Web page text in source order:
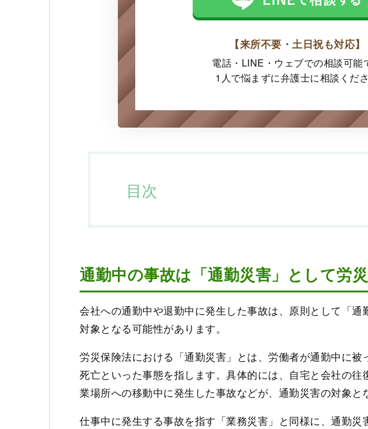
【来所不要・土日祝も対応】
電話・LINE・ウェブでの相談可能
1人で悩まずに弁護士に相談くだ
目次
通勤中の事故は「通勤災害」として労
会社への通勤中や退勤中に発生した事故は、原則として「
対象となる可能性があります。
労災保険法における「通勤災害」とは、労働者が通勤中に被
死亡といった事態を指します。具体的には、自宅と会社の
業場所への移動中に発生した事故などが、通勤災害の対象と
仕事中に発生する事故を指す「業務災害」と同様に、通勤災